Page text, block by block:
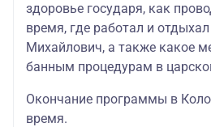
здоровье государя, как
время, где работал и
Михайлович, а также какое
банным процедурам в
Окончание программы в
время.